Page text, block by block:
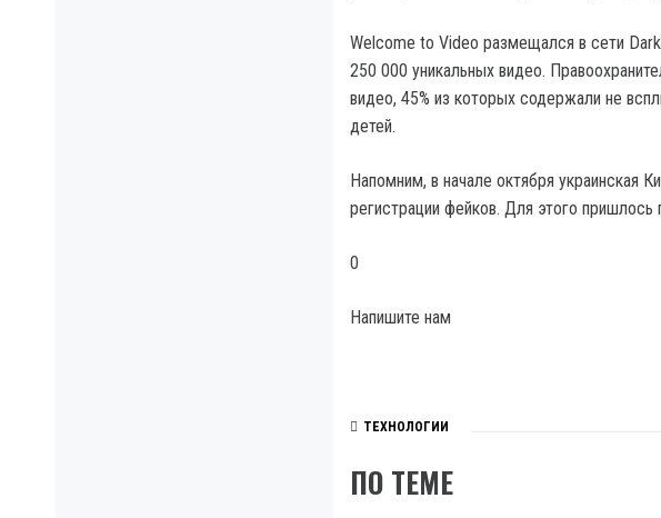
Welcome to Video размещался в сети
250 000 уникальных видео.
видео, 45% из которых содержали не
детей.
Напомним, в начале октября украинская
регистрации фейков. Для этого
0
Напишите нам
ТЕХНОЛОГИИ
ПО ТЕМЕ